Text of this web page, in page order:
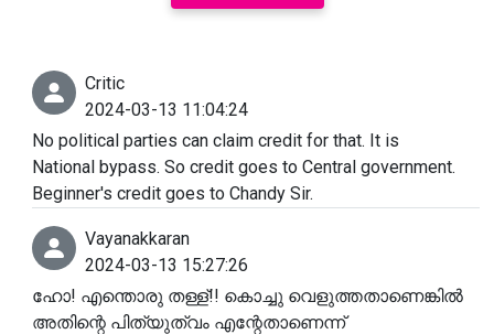
Critic
2024-03-13 11:04:24
No political parties can claim credit for that. It is
National bypass. So credit goes to Central government.
Beginner's credit goes to Chandy Sir.
Vayanakkaran
2024-03-13 15:27:26
ഹോ! എന്തൊരു തള്ള്!! കൊച്ചു വെളുത്തതാണെങ്കിൽ
അതിന്റെ പിത്യുത്വം എന്റേതാണെന്ന്